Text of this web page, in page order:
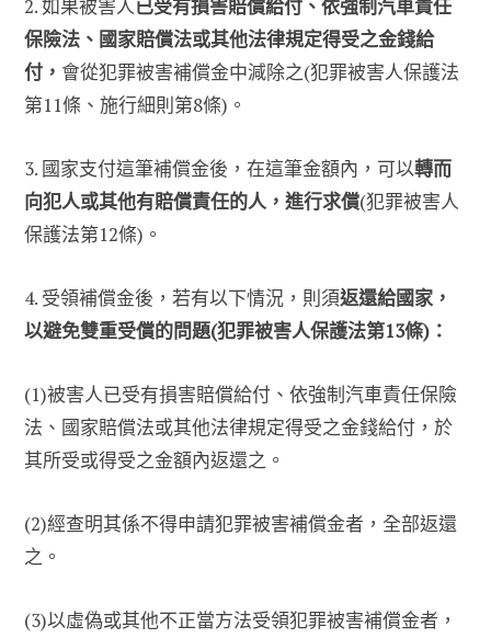
2. 如果被害人已受有損害賠償給付、依強制汽車責任
保險法、國家賠償法或其他法律規定得受之金錢給
付， 會從犯罪被害補償金中減除之(犯罪被害人保護法
第11條、施行細則第8條)。
3. 國家支付這筆補償金後，在這筆金額內，可以轉而
向犯人或其他有賠償責任的人，進行求償(犯罪被害人
保護法第12條)。
4. 受領補償金後，若有以下情況，則須返還給國家，
以避免雙重受償的問題(犯罪被害人保護法第13條)：
(1)被害人已受有損害賠償給付、依強制汽車責任保險
法、國家賠償法或其他法律規定得受之金錢給付，於
其所受或得受之金額內返還之。
(2)經查明其係不得申請犯罪被害補償金者，全部返還
之。
(3)以虛偽或其他不正當方法受領犯罪被害補償金者，